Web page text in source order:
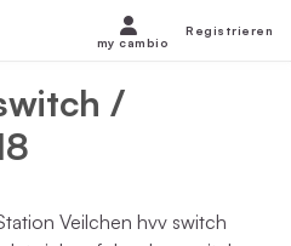
/
Veilchen hvv switch
my cambio
Registrieren